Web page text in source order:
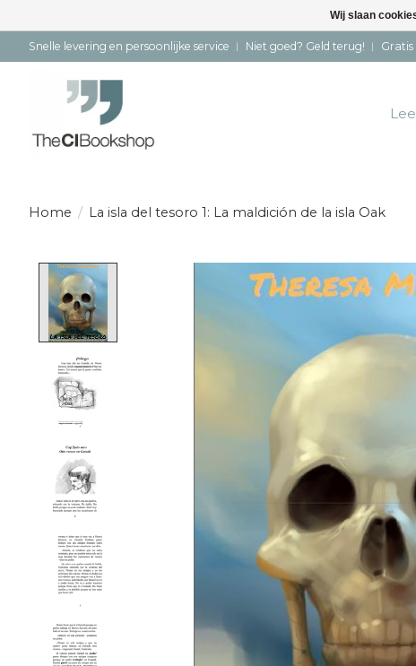
Snelle levering en persoonlijke service ︱ Niet goed? Geld terug! ︱
Home / La isla del tesoro 1: La maldición de la isla Oak
Product image slideshow Items
Wij slaan